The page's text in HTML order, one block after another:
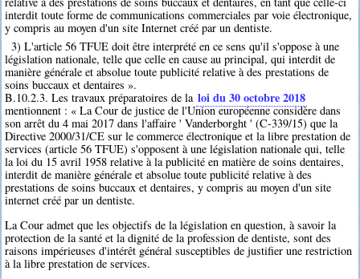
interdit toute forme de communications commerciales par voie électronique,
y compris au moyen d'un site Internet créé par un dentiste.
3) L'article 56 TFUE doit être interprété en ce sens qu'il s'oppose à une
législation nationale, telle que celle en cause au principal, qui interdit de
manière générale et absolue toute publicité relative à des prestations de
soins buccaux et dentaires ».
B.10.2.3. Les travaux préparatoires de la loi du 30 octobre 2018
mentionnent : « La Cour de justice de l'Union européenne considère dans
son arrêt du 4 mai 2017 dans l'affaire ' Vanderborght ' (C-339/15) que la
Directive 2000/31/CE sur le commerce électronique et la libre prestation de
services (article 56 TFUE) s'opposent à une législation nationale qui, telle
la loi du 15 avril 1958 relative à la publicité en matière de soins dentaires,
interdit de manière générale et absolue toute publicité relative à des
prestations de soins buccaux et dentaires, y compris au moyen d'un site
internet créé par un dentiste.
La Cour admet que les objectifs de la législation en question, à savoir la
protection de la santé et la dignité de la profession de dentiste, sont des
raisons impérieuses d'intérêt général susceptibles de justifier une restriction
à la libre prestation de services.